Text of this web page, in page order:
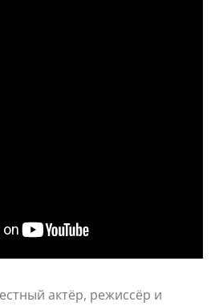
актёр, режиссёр и